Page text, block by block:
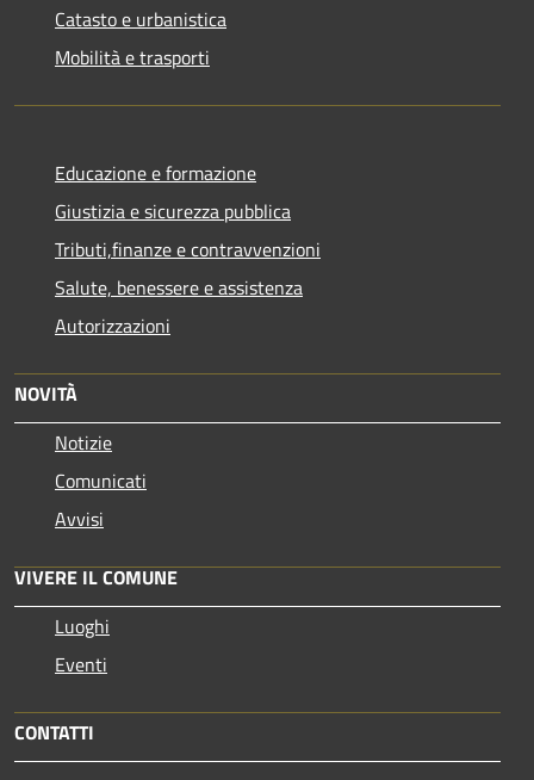
Catasto e urbanistica
Mobilità e trasporti
Educazione e formazione
Giustizia e sicurezza pubblica
Tributi,finanze e contravvenzioni
Salute, benessere e assistenza
Autorizzazioni
NOVITÀ
Notizie
Comunicati
Avvisi
VIVERE IL COMUNE
Luoghi
Eventi
CONTATTI